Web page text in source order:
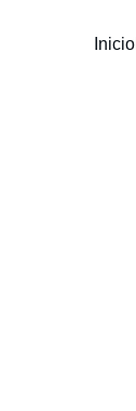
Inicio